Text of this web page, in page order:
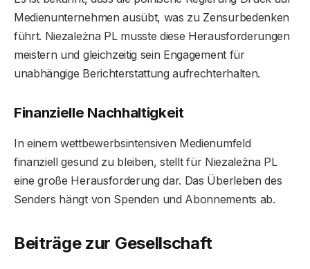
Medienunternehmen ausübt, was zu Zensurbedenken
führt. Niezależna PL musste diese Herausforderungen
meistern und gleichzeitig sein Engagement für
unabhängige Berichterstattung aufrechterhalten.
Finanzielle Nachhaltigkeit
In einem wettbewerbsintensiven Medienumfeld
finanziell gesund zu bleiben, stellt für Niezależna PL
eine große Herausforderung dar. Das Überleben des
Senders hängt von Spenden und Abonnements ab.
Beiträge zur Gesellschaft